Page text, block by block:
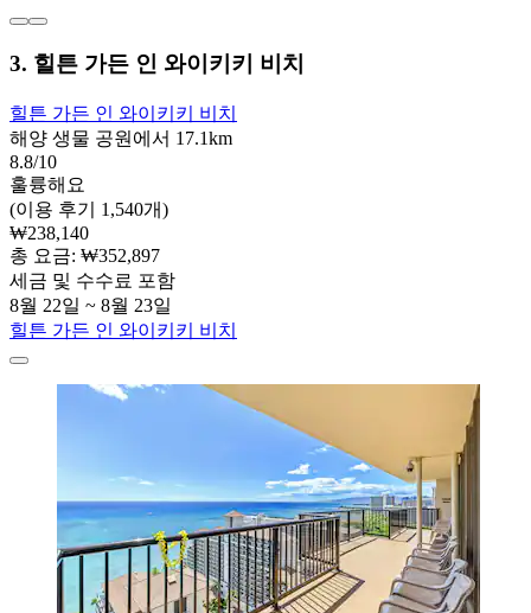
3. 힐튼 가든 인 와이키키 비치
힐튼 가든 인 와이키키 비치
해양 생물 공원에서 17.1km
8.8/10
훌륭해요
(이용 후기 1,540개)
₩238,140
총 요금: ₩352,897
세금 및 수수료 포함
8월 22일 ~ 8월 23일
힐튼 가든 인 와이키키 비치